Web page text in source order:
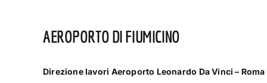
AEROPORTO DI FIUMICINO
Direzione lavori Aeroporto Leonardo Da Vinci –